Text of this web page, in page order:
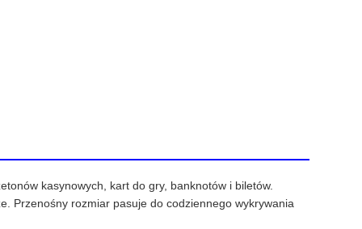
kasynowych, kart do gry, banknotów i biletów.
Przenośny rozmiar pasuje do codziennego wykrywania